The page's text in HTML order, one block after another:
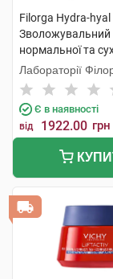
Filorga Hydra-hyal
Зволожувальний
нормальної та
обличчя 50 мл 1
Лабораторії
Є в наявності
від 1922.00 грн